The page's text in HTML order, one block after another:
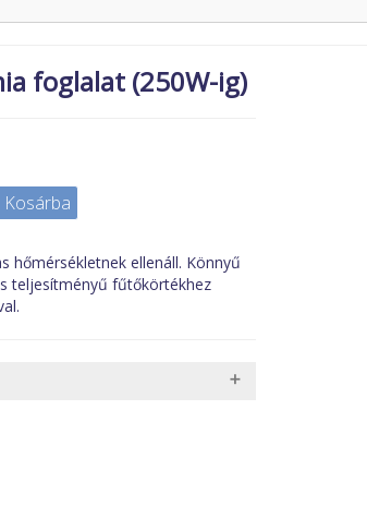
foglalat (250W-ig)
hőmérsékletnek ellenáll. Könnyű
teljesítményű fűtőkörtékhez